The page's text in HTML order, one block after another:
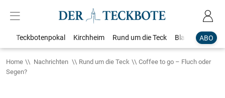
ABO
Teckbotenpokal Kirchheim Rund um die Teck Blaulicht
Home Nachrichten Rund um die Teck
Coffee to go – Fluch oder
Segen?